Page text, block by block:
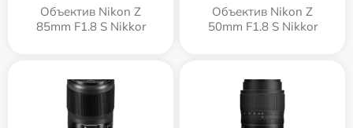
Объектив Nikon Z
85mm F1.8 S Nikkor
Объектив Nikon Z
50mm F1.8 S Nikkor